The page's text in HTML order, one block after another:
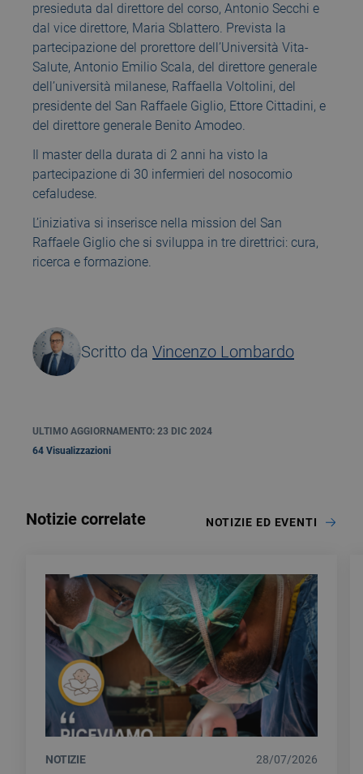
presieduta dal direttore del corso, Antonio Secchi e
dal vice direttore, Maria Sblattero. Prevista la
partecipazione del prorettore dell’Università Vita-
Salute, Antonio Emilio Scala, del direttore generale
dell’università milanese, Raffaella Voltolini, del
presidente del San Raffaele Giglio, Ettore Cittadini, e
del direttore generale Benito Amodeo.
Il master della durata di 2 anni ha visto la
partecipazione di 30 infermieri del nosocomio
cefaludese.
L’iniziativa si inserisce nella mission del San
Raffaele Giglio che si sviluppa in tre direttrici: cura,
ricerca e formazione.
Scritto da Vincenzo Lombardo
ULTIMO AGGIORNAMENTO: 23 DIC 2024
64 Visualizzazioni
Notizie correlate NOTIZIE ED EVENTI
NOTIZIE 28/07/2026